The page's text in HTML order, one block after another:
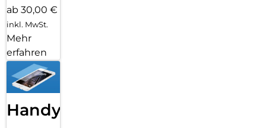
ab 30,00 €
inkl. MwSt.
Mehr
erfahren
Handy